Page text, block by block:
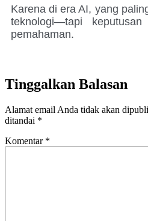
Karena di era AI, yang
teknologi—tapi
pemahaman.
Tinggalkan Balasan
Alamat email Anda tidak akan
ditandai *
Komentar *